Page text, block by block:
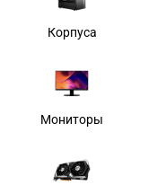
Корпуса
Мониторы